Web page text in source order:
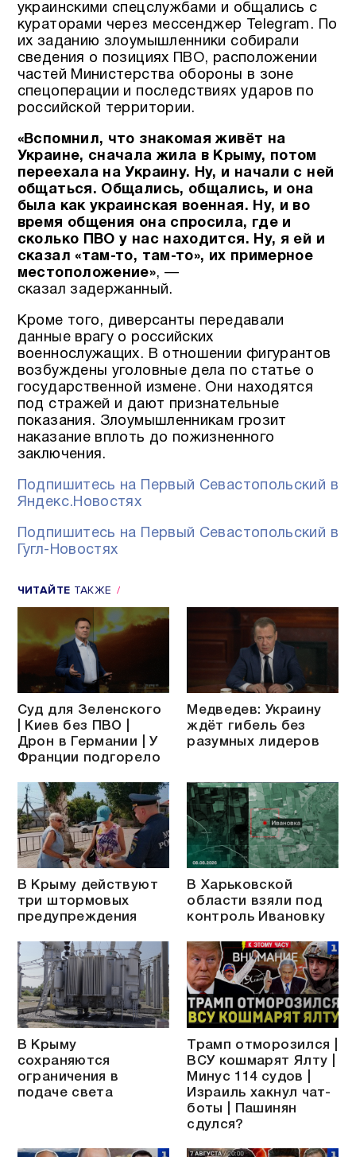
украинскими спецслужбами и общались с
кураторами через мессенджер Telegram. По
их заданию злоумышленники собирали
сведения о позициях ПВО, расположении
частей Министерства обороны в зоне
спецоперации и последствиях ударов по
российской территории.
«Вспомнил, что знакомая живёт на
Украине, сначала жила в Крыму, потом
переехала на Украину. Ну, и начали с ней
общаться. Общались, общались, и она
была как украинская военная. Ну, и во
время общения она спросила, где и
сколько ПВО у нас находится. Ну, я ей и
сказал «там-то, там-то», их примерное
местоположение», —
сказал задержанный.
Кроме того, диверсанты передавали
данные врагу о российских
военнослужащих. В отношении фигурантов
возбуждены уголовные дела по статье о
государственной измене. Они находятся
под стражей и дают признательные
показания. Злоумышленникам грозит
наказание вплоть до пожизненного
заключения.
Подпишитесь на Первый Севастопольский в
Яндекс.Новостях
Подпишитесь на Первый Севастопольский в
Гугл-Новостях
ЧИТАЙТЕ ТАКЖЕ
Суд для Зеленского
| Киев без ПВО |
Дрон в Германии | У
Франции подгорело
Медведев: Украину
ждёт гибель без
разумных лидеров
В Крыму действуют
три штормовых
предупреждения
В Харьковской
области взяли под
контроль Ивановку
В Крыму
сохраняются
ограничения в
подаче света
Трамп отморозился |
ВСУ кошмарят Ялту |
Минус 114 судов |
Израиль хакнул чат-
боты | Пашинян
сдулся?